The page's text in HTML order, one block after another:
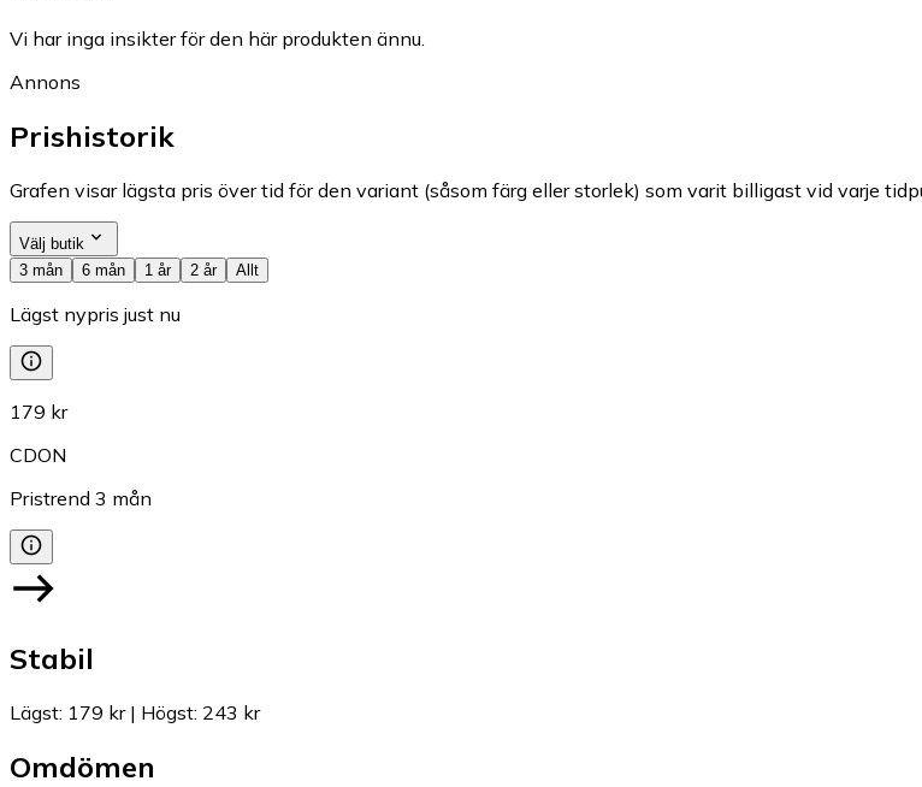
Vi har inga insikter för den här produkten ännu.
Annons
Prishistorik
Grafen visar lägsta pris över tid för den variant (såsom färg eller storlek) som varit billigast vid varje
Välj butik
3 mån
6 mån 1 år 2 år Allt
Lägst nypris just nu
179 kr
CDON
Pristrend 3 mån
Stabil
Lägst: 179 kr| Högst: 243 kr
Omdömen